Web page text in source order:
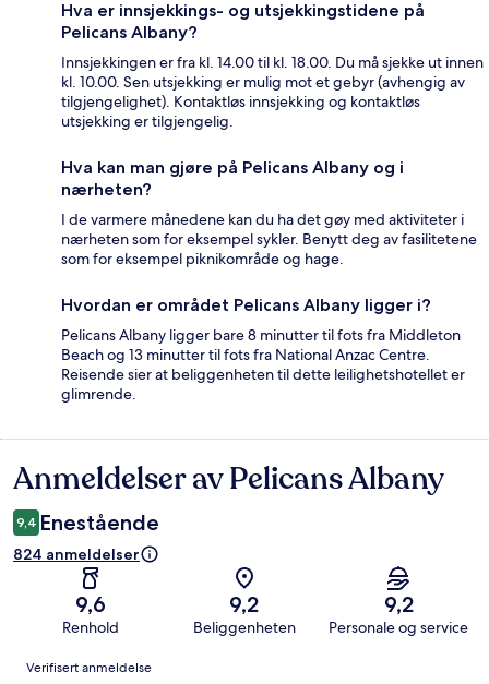
Hva er innsjekkings- og utsjekkingstidene på
Pelicans Albany?
Innsjekkingen er fra kl. 14.00 til kl. 18.00. Du må sjekke ut innen
kl. 10.00. Sen utsjekking er mulig mot et gebyr (avhengig av
tilgjengelighet). Kontaktløs innsjekking og kontaktløs
utsjekking er tilgjengelig.
Hva kan man gjøre på Pelicans Albany og i
nærheten?
I de varmere månedene kan du ha det gøy med aktiviteter i
nærheten som for eksempel sykler. Benytt deg av fasilitetene
som for eksempel piknikområde og hage.
Hvordan er området Pelicans Albany ligger i?
Pelicans Albany ligger bare 8 minutter til fots fra Middleton
Beach og 13 minutter til fots fra National Anzac Centre.
Reisende sier at beliggenheten til dette leilighetshotellet er
glimrende.
Anmeldelser
Anmeldelser av Pelicans Albany
9,4 Enestående
824 anmeldelser
9,6
Renhold
9,2
Beliggenheten
9,2
Personale og service
Anmeldelser
Verifisert anmeldelse